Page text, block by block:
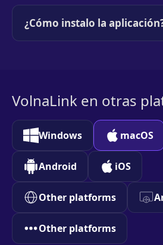
¿Cómo instalo la
VolnaLink en otras
Windows macOS
Android iOS
Other platforms
Other platforms